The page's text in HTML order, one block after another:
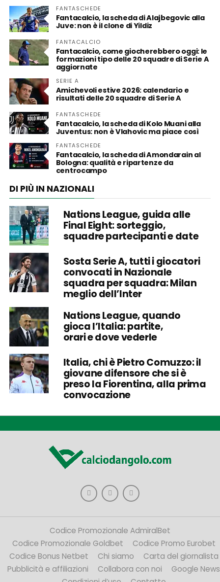
FANTASCHEDE
Fantacalcio, la scheda di Alajbegovic alla
Juve: non è il clone di Yildiz
FANTACALCIO
Fantacalcio, come giocherebbero oggi: le
formazioni tipo delle 20 squadre di Serie A
aggiornate
SERIE A
Amichevoli estive 2026: calendario e
risultati delle 20 squadre di Serie A
FANTASCHEDE
Fantacalcio, la scheda di Kolo Muani alla
Juventus: non è Vlahovic ma piace così
FANTASCHEDE
Fantacalcio, la scheda di Amondarain al
Bologna: qualità e ripartenze da
centrocampo
DI PIÙ IN NAZIONALI
Nations League, guida alle
Final Eight: sorteggio,
squadre partecipanti e date
Sosta Serie A, tutti i giocatori
convocati in Nazionale
squadra per squadra: Milan
meglio dell’Inter
Nations League, quando
gioca l’Italia: partite,
orari e dove vederle
Italia, chi è Pietro Comuzzo: il
giovane difensore che si è
preso la Fiorentina, alla prima
convocazione
Codice Promozionale AdmiralBet
Codice Promozionale Goldbet
Codice Promo Eurobet
Codice Bonus Netbet
Chi siamo
Carta del giornalista
Pubblicità e affiliazioni
Collabora con noi
Google News